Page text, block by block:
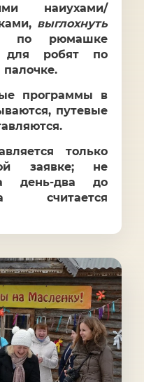
наиухами/
выглохнуть
по рюмашке
для робят по
программы в
путевые
только
заявке; не
день-два до
считается